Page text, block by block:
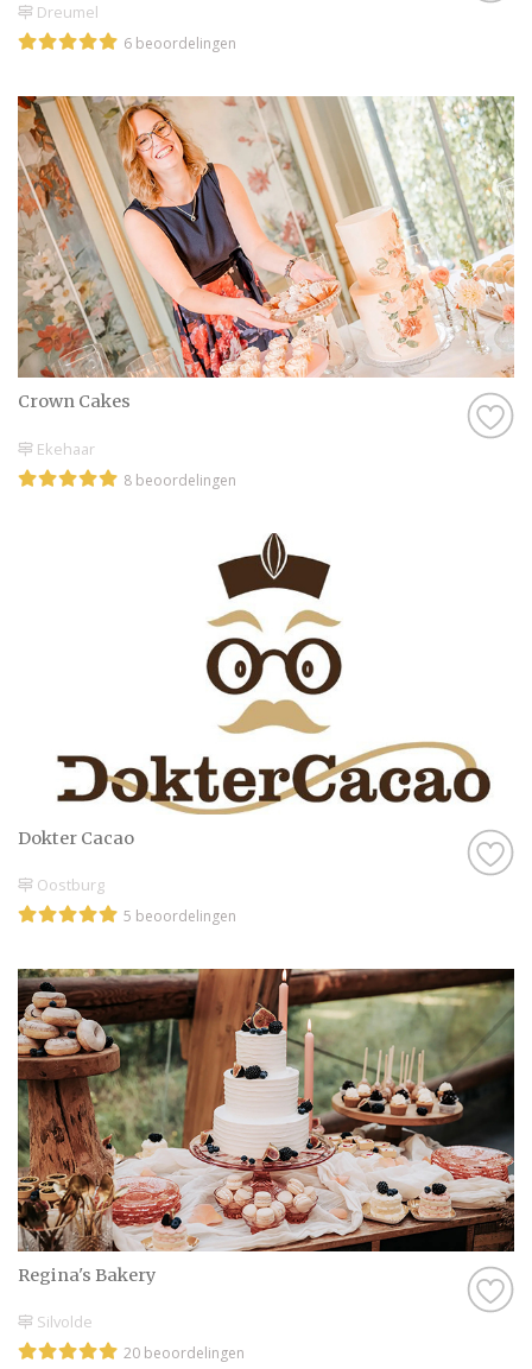
Dreumel
6 beoordelingen
Crown Cakes
Ekehaar
8 beoordelingen
Dokter Cacao
Oostburg
5 beoordelingen
Regina's Bakery
Silvolde
20 beoordelingen